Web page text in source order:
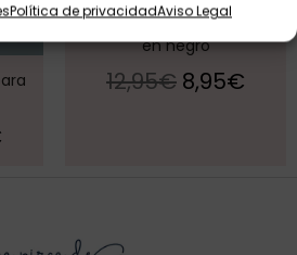
Política de privacidadAviso Legal
Carpeta solapas «maestra»
en negro
12,95€ 8,95€